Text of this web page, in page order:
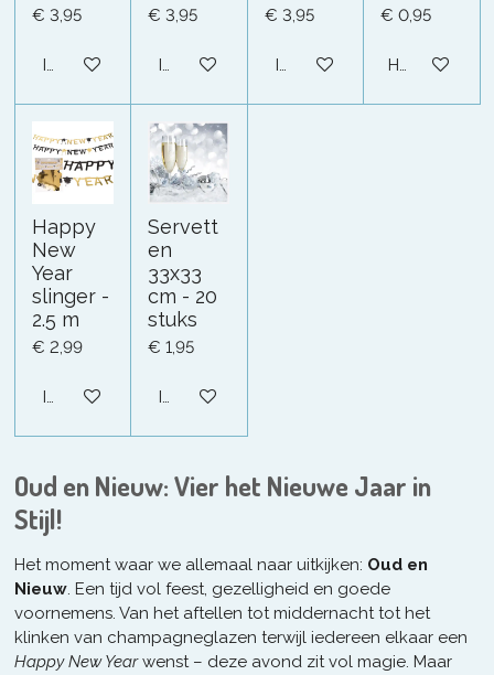
€ 3,95
In winkelwagen
€ 3,95
In winkelwagen
€ 3,95
In winkelwagen
€ 0,95
Houd mij op
Happy
New
Year
slinger -
2.5 m
€ 2,99
In winkelwagen
Servett
en
33x33
cm - 20
stuks
€ 1,95
In winkelwagen
Oud en Nieuw: Vier het Nieuwe Jaar in
Stijl!
Het moment waar we allemaal naar uitkijken: Oud en
Nieuw. Een tijd vol feest, gezelligheid en goede
voornemens. Van het aftellen tot middernacht tot het
klinken van champagneglazen terwijl iedereen elkaar een
Happy New Yearwenst – deze avond zit vol magie. Maar